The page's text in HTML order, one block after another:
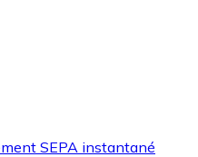
SEPA instantané